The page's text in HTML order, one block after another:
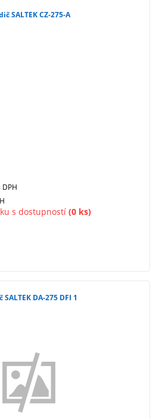
SALTEK CZ-275-A
DPH
s dostupností (0 ks)
SALTEK DA-275 DFI 1